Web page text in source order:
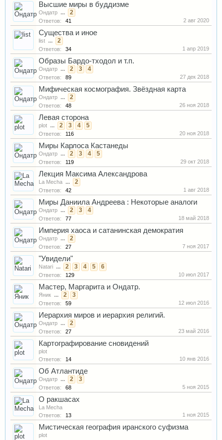
Высшие миры в буддизме
Ондатр ... 2
Ответов: 41 2 авг 2020
Существа и иное
list ... 2
Ответов: 34 1 апр 2019
Образы Бардо-тходол и т.п.
Ондатр ... 2 3 4
Ответов: 89 27 дек 2018
Мифическая космография. Звёздная карта
Ондатр ... 2
Ответов: 48 26 ноя 2018
Левая сторона
plot ... 2 3 4 5
Ответов: 116 20 ноя 2018
Миры Карлоса Кастанеды
Ондатр ... 2 3 4 5
Ответов: 119 29 окт 2018
Лекция Максима Александрова
La Mecha ... 2
Ответов: 42 1 авг 2018
Миры Даниила Андреева : Некоторые аналоги
Ондатр ... 2 3 4
Ответов: 77 18 май 2018
Империя хаоса и сатанинская демократия
Ондатр ... 2
Ответов: 27 7 ноя 2017
"Увидели"
Natari ... 2 3 4 5 6
Ответов: 129 10 июл 2017
Мастер, Маргарита и Ондатр.
Яник ... 2 3
Ответов: 59 12 июл 2016
Иерархия миров и иерархия религий.
Ондатр ... 2
Ответов: 27 23 май 2016
Картографирование сновидений
plot
Ответов:
14 10 янв 2016
Об Атлантиде
Ондатр ... 2 3
Ответов: 68 5 ноя 2015
О ракшасах
La Mecha
Ответов:
13 1 ноя 2015
Мистическая география иранского суфизма
plot